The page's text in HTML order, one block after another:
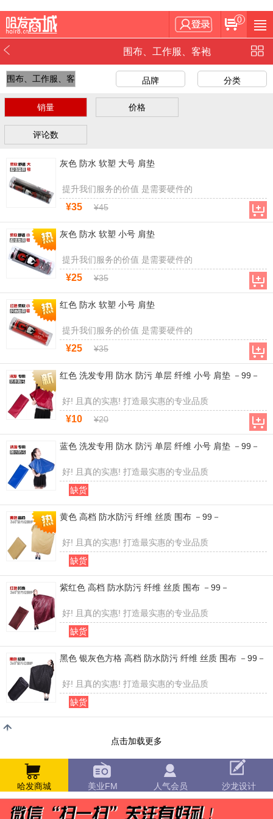
0
围布、工作服、客袍
围布、工作服、客
分类
品牌
销量 价格
评论数
灰色 防水 软塑 大号 肩垫
提升我们服务的价值 是需要硬件的
¥35 ¥45
灰色 防水 软塑 小号 肩垫
提升我们服务的价值 是需要硬件的
¥25 ¥35
红色 防水 软塑 小号 肩垫
提升我们服务的价值 是需要硬件的
¥25 ¥35
红色 洗发专用 防水 防污 单层 纤维 小号 肩垫 －99－
好! 且真的实惠! 打造最实惠的专业品质
¥10 ¥20
蓝色 洗发专用 防水 防污 单层 纤维 小号 肩垫 －99－
好! 且真的实惠! 打造最实惠的专业品质
缺货
黄色 高档 防水防污 纤维 丝质 围布 －99－
好! 且真的实惠! 打造最实惠的专业品质
缺货
紫红色 高档 防水防污 纤维 丝质 围布 －99－
好! 且真的实惠! 打造最实惠的专业品质
缺货
黑色 银灰色方格 高档 防水防污 纤维 丝质 围布 －99－
好! 且真的实惠! 打造最实惠的专业品质
缺货
点击加载更多
哈发商城 美业FM 人气会员 沙龙设计